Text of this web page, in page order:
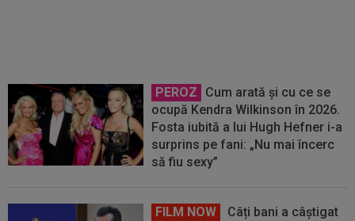
PEROZ
Cum arată și cu ce se
ocupă Kendra Wilkinson în 2026.
Fosta iubită a lui Hugh Hefner i-a
surprins pe fani: „Nu mai încerc
să fiu sexy”
FILM NOW
Câți bani a câștigat